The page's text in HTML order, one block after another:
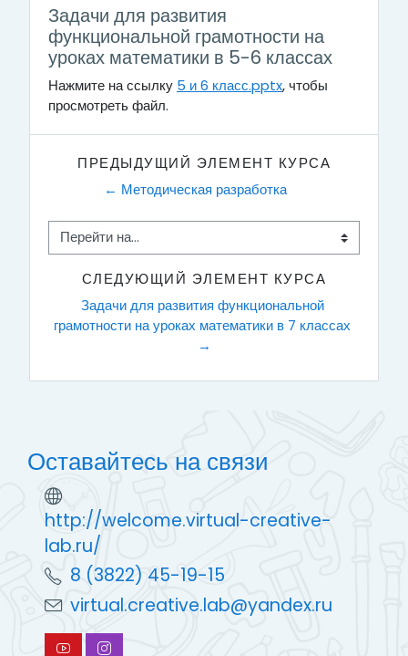
Задачи для развития
функциональной грамотности на
уроках математики в 5-6 классах
Нажмите на ссылку 5 и 6 класс.pptx, чтобы
просмотреть файл.
ПРЕДЫДУЩИЙ ЭЛЕМЕНТ КУРСА
← Методическая разработка
Перейти на...
СЛЕДУЮЩИЙ ЭЛЕМЕНТ КУРСА
Задачи для развития функциональной
грамотности на уроках математики в 7 классах
→
Оставайтесь на связи
http://welcome.virtual-creative-
lab.ru/
8 (3822) 45-19-15
virtual.creative.lab@yandex.ru